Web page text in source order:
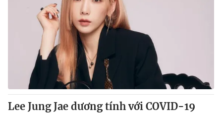
Lee Jung Jae dương tính với COVID-19